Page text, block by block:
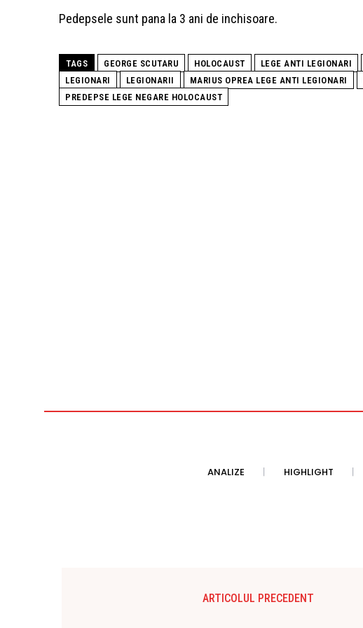
Pedepsele sunt pana la 3 ani de inchisoare.
TAGS GEORGE SCUTARU HOLOCAUST LEGE ANTI LEGIONARI
LEGIONARI
LEGIONARII MARIUS OPREA LEGE ANTI LEGIONARI
PREDEPSE LEGE NEGARE HOLOCAUST
ANALIZE HIGHLIGHT
ARTICOLUL PRECEDENT